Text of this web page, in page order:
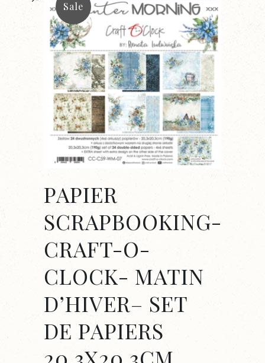
Sale
PAPIER
SCRAPBOOKING-
CRAFT-O-
CLOCK- MATIN
D’HIVER– SET
DE PAPIERS